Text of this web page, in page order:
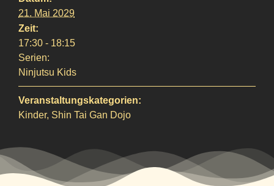
21. Mai 2029
Zeit:
17:30 - 18:15
Serien:
Ninjutsu Kids
Veranstaltungskategorien:
Kinder, Shin Tai Gan Dojo